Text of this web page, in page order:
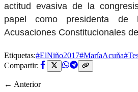
actitud evasiva de la
papel como presidenta de
Acusaciones Constitucionales
Etiquetas:#ElNiño2017#MaríaAcuña
Compartir:
← Anterior